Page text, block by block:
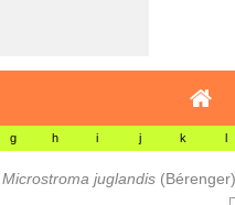
g h i j k l
Microstroma juglandis